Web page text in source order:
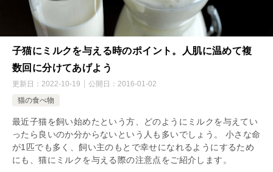
子猫にミルクを与える時のポイント。人肌に温めて複
数回に分けてあげよう
更新日： 2022-10-19 公開日： 2016-01-02
猫の食べ物
最近子猫を飼い始めたという方、どのようにミルクを与えてい
ったら良いのか分からないという人も多いでしょう。 小さな命
が1匹でも多く、飼い主のもとで幸せになれるようにするため
にも、猫にミルクを与える際の注意点をご紹介します。